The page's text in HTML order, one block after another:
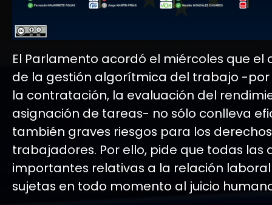
El Parlamento acordó el miércoles que el
de la gestión algorítmica del trabajo -por
la contratación, la evaluación del
asignación de tareas- no sólo conlleva
también graves riesgos para los
trabajadores. Por ello, pide que todas las
importantes relativas a la relación
sujetas en todo momento al juicio